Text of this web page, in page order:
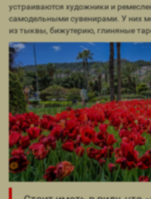
устраиваются художники и
самодельными сувенирами. У них
из тыквы, бижутерию, глиняные